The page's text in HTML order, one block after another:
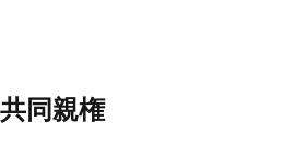
同親権